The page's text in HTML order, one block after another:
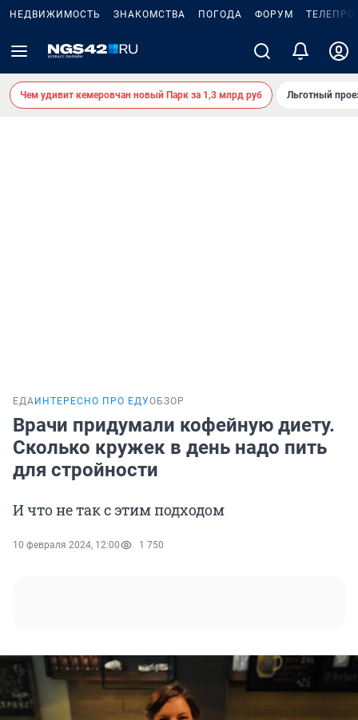
НЕДВИЖИМОСТЬ ЗНАКОМСТВА ПОГОДА ФОРУМ
Чем удивит кемеровчан новый Парк за 1,3 млрд руб Льготный
ЕДА ИНТЕРЕСНО ПРО ЕДУОБЗОР
Врачи придумали кофейную диету.
Сколько кружек в день надо пить
для стройности
И что не так с этим подходом
10 февраля 2024, 12:00 1 750